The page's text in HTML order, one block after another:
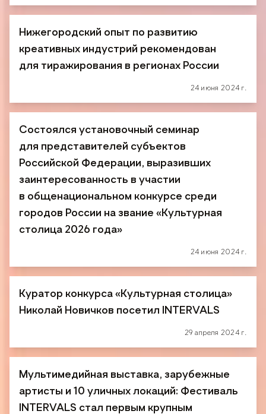
Нижегородский опыт по развитию
креативных индустрий рекомендован
для тиражирования в регионах России
24 июня 2024 г.
Состоялся установочный семинар
для представителей субъектов
Российской Федерации, выразивших
заинтересованность в участии
в общенациональном конкурсе среди
городов России на звание «Культурная
столица 2026 года»
24 июня 2024 г.
Куратор конкурса «Культурная столица»
Николай Новичков посетил INTERVALS
29 апреля 2024 г.
Мультимедийная выставка, зарубежные
артисты и 10 уличных локаций: Фестиваль
INTERVALS стал первым крупным